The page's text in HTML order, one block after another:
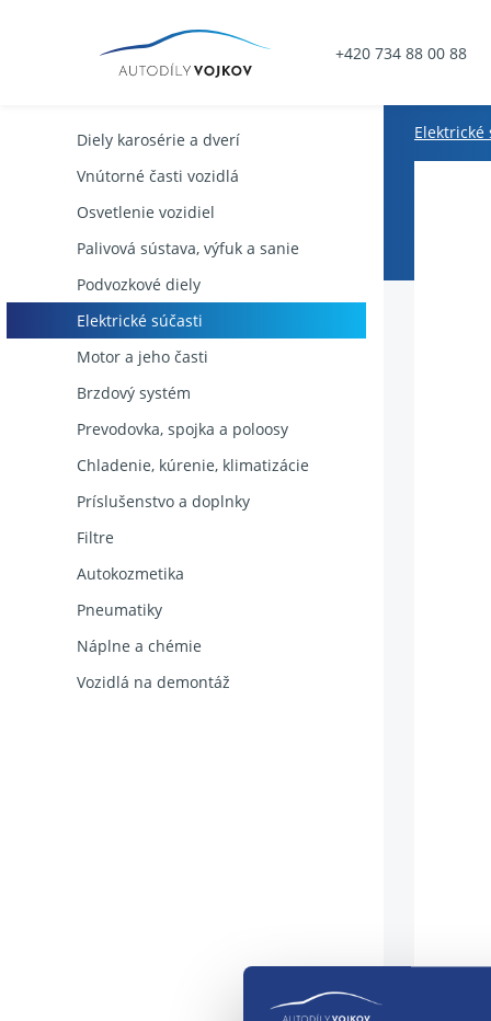
+420 734 88 00 88
Diely karosérie a dverí
Vnútorné časti vozidlá
Osvetlenie vozidiel
Palivová sústava, výfuk a sanie
Podvozkové diely
Elektrické súčasti
Motor a jeho časti
Brzdový systém
Prevodovka, spojka a poloosy
Chladenie, kúrenie, klimatizácie
Príslušenstvo a doplnky
Filtre
Autokozmetika
Pneumatiky
Náplne a chémie
Vozidlá na demontáž
Elektrické